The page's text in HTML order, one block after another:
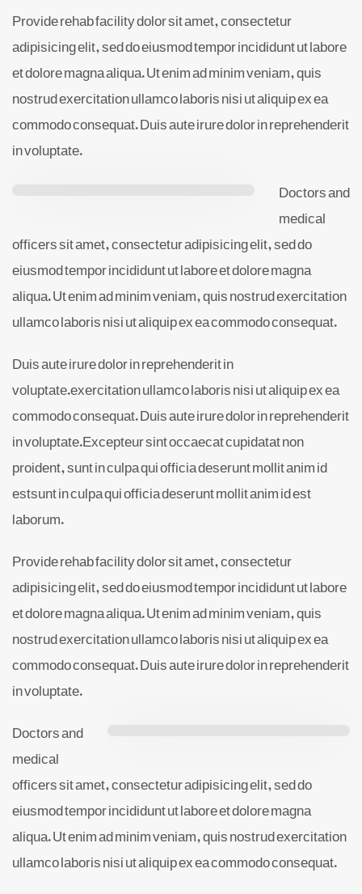
Provide rehab facility dolor sit amet, consectetur
adipisicing elit, sed do eiusmod tempor incididunt ut labore
et dolore magna aliqua. Ut enim ad minim veniam, quis
nostrud exercitation ullamco laboris nisi ut aliquip ex ea
commodo consequat. Duis aute irure dolor in reprehenderit
in voluptate.
Doctors and
medical
officers sit amet, consectetur adipisicing elit, sed do
eiusmod tempor incididunt ut labore et dolore magna
aliqua. Ut enim ad minim veniam, quis nostrud exercitation
ullamco laboris nisi ut aliquip ex ea commodo consequat.
Duis aute irure dolor in reprehenderit in
voluptate.exercitation ullamco laboris nisi ut aliquip ex ea
commodo consequat. Duis aute irure dolor in reprehenderit
in voluptate.Excepteur sint occaecat cupidatat non
proident, sunt in culpa qui officia deserunt mollit anim id
estsunt in culpa qui officia deserunt mollit anim id est
laborum.
Provide rehab facility dolor sit amet, consectetur
adipisicing elit, sed do eiusmod tempor incididunt ut labore
et dolore magna aliqua. Ut enim ad minim veniam, quis
nostrud exercitation ullamco laboris nisi ut aliquip ex ea
commodo consequat. Duis aute irure dolor in reprehenderit
in voluptate.
Doctors and
medical
officers sit amet, consectetur adipisicing elit, sed do
eiusmod tempor incididunt ut labore et dolore magna
aliqua. Ut enim ad minim veniam, quis nostrud exercitation
ullamco laboris nisi ut aliquip ex ea commodo consequat.